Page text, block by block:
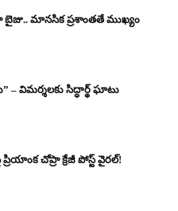
మానసిక ప్రశాంతతే ముఖ్యం
– విమర్శలకు సిద్ధార్థ్ ఘాటు
చోప్రా క్రేజీ పోస్ట్ వైరల్!